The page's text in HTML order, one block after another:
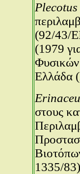
(92/43/
(1979
Φυσικών
Ελλάδα
στους
1335/